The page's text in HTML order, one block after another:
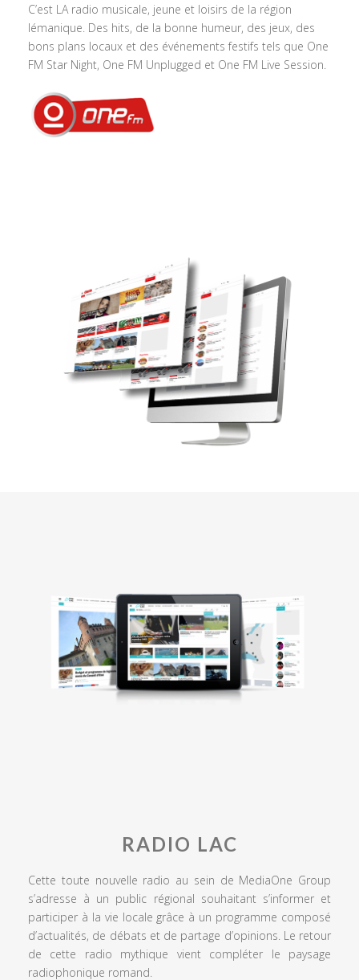
C’est LA radio musicale, jeune et loisirs de la région
lémanique. Des hits, de la bonne humeur, des jeux, des
bons plans locaux et des événements festifs tels que One
FM Star Night, One FM Unplugged et One FM Live Session.
RADIO LAC
Cette toute nouvelle radio au sein de MediaOne Group
s’adresse à un public régional souhaitant s’informer et
participer à la vie locale grâce à un programme composé
d’actualités, de débats et de partage d’opinions. Le retour
de cette radio mythique vient compléter le paysage
radiophonique romand.